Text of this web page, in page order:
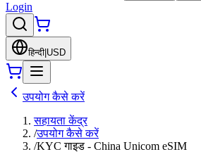
Login
हिन्दी USD
उपयोग कैसे करें
सहायता केंद्र
/उपयोग कैसे करें
/KYC गाइड - China Unicom eSIM